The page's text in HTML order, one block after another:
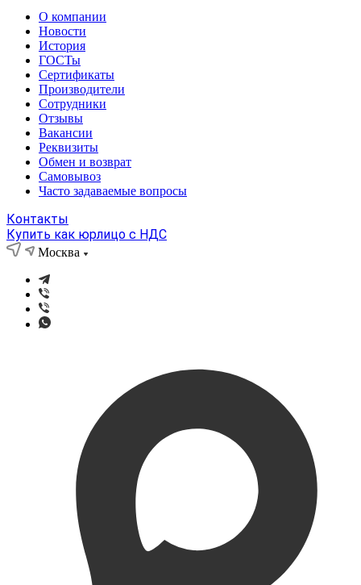
О компании
Новости
История
ГОСТы
Сертификаты
Производители
Сотрудники
Отзывы
Вакансии
Реквизиты
Обмен и возврат
Самовывоз
Часто задаваемые вопросы
Контакты
Купить как юрлицо с НДС
Москва